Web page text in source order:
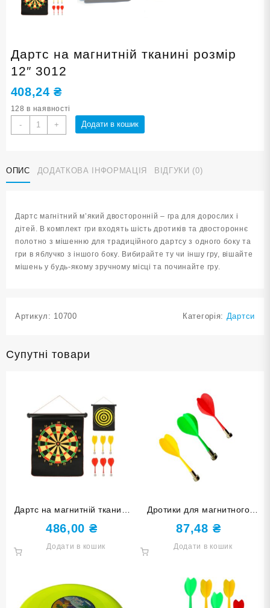
Дартс на магнитній тканині розмір
12″ 3012
408,24₴
128 в наявності
-
Дартс
на
розмір
12"
+ Додати в кошик
ОПИС ДОДАТКОВА ІНФОРМАЦІЯ ВІДГУКИ (0)
Дартс магнітний м’який двосторонній – гра для дорослих і
дітей. В комплект гри входять шість дротиків та двостороннє
полотно з мішенню для традиційного дартсу з одного боку та
гри в яблучко з іншого боку. Вибирайте ту чи іншу гру, вішайте
мішень у будь-якому зручному місці та починайте гру.
Артикул: 10700 Категорія: Дартси
Супутні товари
Дартс на магнитній тканині
розмір 15″ 3015
486,00 ₴
Додати в кошик
Дротики для магнитного
дартсу. На блістері 3 шт BL-
M303
87,48 ₴
Додати в кошик